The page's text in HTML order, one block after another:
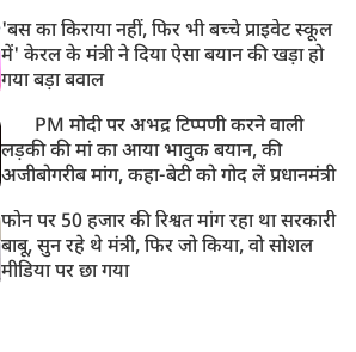
'बस का किराया नहीं, फिर भी बच्चे प्राइवेट स्कूल
में' केरल के मंत्री ने दिया ऐसा बयान की खड़ा हो
गया बड़ा बवाल
PM मोदी पर अभद्र टिप्पणी करने वाली
लड़की की मां का आया भावुक बयान, की
अजीबोगरीब मांग, कहा-बेटी को गोद लें प्रधानमंत्री
फोन पर 50 हजार की रिश्वत मांग रहा था सरकारी
बाबू, सुन रहे थे मंत्री, फिर जो किया, वो सोशल
मीडिया पर छा गया